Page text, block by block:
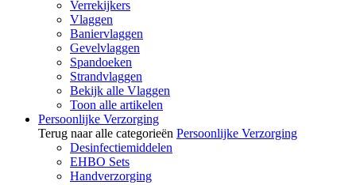
Verrekijkers
Vlaggen
Baniervlaggen
Gevelvlaggen
Spandoeken
Strandvlaggen
Bekijk alle Vlaggen
Toon alle artikelen
Persoonlijke Verzorging
Terug naar alle categorieën Persoonlijke Verzorging
Desinfectiemiddelen
EHBO Sets
Handverzorging